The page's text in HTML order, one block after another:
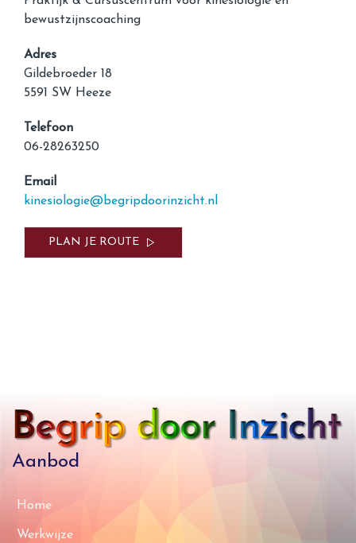
bewustzijnscoaching
Adres
Gildebroeder 18
5591 SW Heeze
Telefoon
06-28263250
Email
kinesiologie@begripdoorinzicht.nl
PLAN JE ROUTE
Aanbod
Home
Werkwijze